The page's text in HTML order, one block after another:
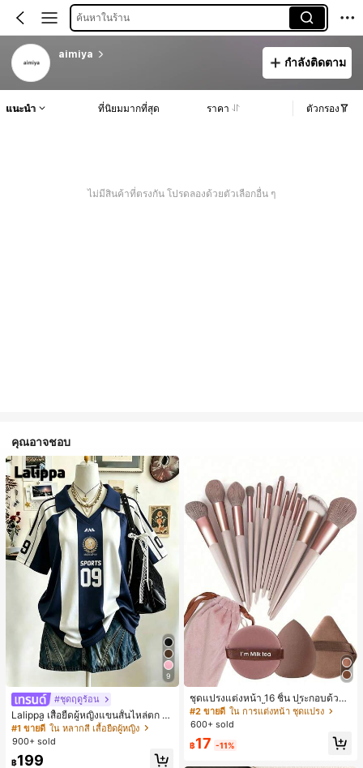
ค้นหาในร้าน
aimiya
กำลังติดตาม
แนะนำ ที่นิยมมากที่สุด ราคา ตัวกรอง
ไม่มีสินค้าที่ตรงกัน โปรดลองด้วยตัวเลือกอื่น ๆ
คุณอาจชอบ
9
#ชุดฤดูร้อน
Lalippa เสื้อยืดผู้หญิงแขนสั้นไหล่ตก ค
อวีปกเสื้อ ลายพิมพ์ดิจิทัลลายทาง สไตล์
สปอร์ตแฟชั่นมินิมอล ของขวัญสำหรับเ
พื่อน
#1 ขายดี ใน หลากสี เสื้อยืดผู้หญิง
900+ sold
฿199
ชุดแปรงแต่งหน้า 16 ชิ้น ประกอบด้วยแ
ปรงแต่งหน้า 13 ชิ้น, ฟองน้ำแต่งหน้ารู
ปหยดน้ำ 1 ชิ้น, แปรงแป้งรองพื้นกลม 1
1 ชิ้น - ชุดคลาสสิก ทำจากขนสังเคราะ
#2 ขายดี ใน การแต่งหน้า ชุดแปรง
600+ sold
฿17 -11%